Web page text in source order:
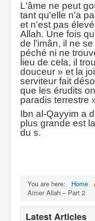
L'âme ne peut
tant qu'elle n'a
et n'est pas
Allah. Une fois
de l’imân, il ne
péché ni ne
lieu de cela, il
douceur » et la
serviteur fait
que les érudits
paradis terrestre
Ibn al-Qayyim a
plus grande est
du s.
You are here: Home
Aimer Allah – Part 2
Latest Articles